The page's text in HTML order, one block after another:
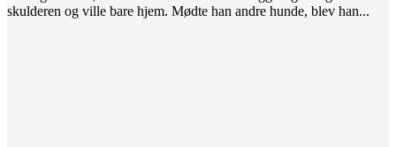
skulderen og ville bare hjem. Mødte han andre hunde, blev han...